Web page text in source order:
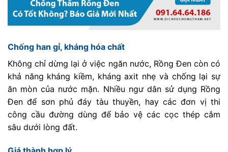
Chống han gỉ, kháng hóa chất
Không chỉ dừng lại ở việc ngăn nước, Rồng Đen còn có
khả năng kháng kiềm, kháng axit nhẹ và chống lại sự
ăn mòn của nước mặn. Nhiều ngư dân sử dụng Rồng
Đen để sơn phủ đáy tàu thuyền, hay các đơn vị thi
công cầu đường dùng để bảo vệ các cọc thép cắm
sâu dưới lòng đất.